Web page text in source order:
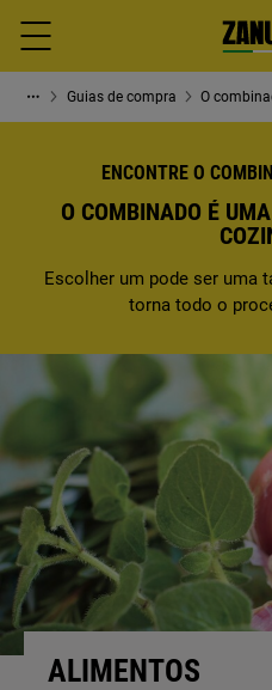
Menu
Guias de compra O
ENCONTRE O
O COMBINADO É
Escolher um pode ser uma
torna todo o
ALIMENTOS